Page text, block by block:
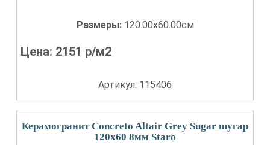
Размеры: 120.00x60.00см
Цена: 2151 р/м2
Артикул: 115406
Керамогранит Concreto Altair Grey Sugar шугар
120x60 8мм Staro